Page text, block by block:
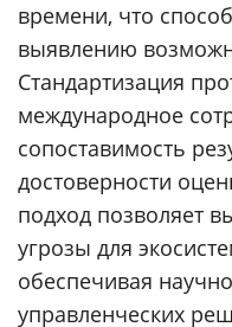
времени, что
выявлению
Стандартизация
международное
сопоставимость
достоверности
подход позволяет
угрозы для
обеспечивая
управленческих